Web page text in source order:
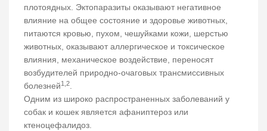
плотоядных. Эктопаразиты оказывают негативное
влияние на общее состояние и здоровье животных,
питаются кровью, пухом, чешуйками кожи, шерстью
животных, оказывают аллергическое и токсическое
влияния, механическое воздействие, переносят
возбудителей природно-очаговых трансмиссивных
болезней1,2.
Одним из широко распространенных заболеваний у
собак и кошек является афаниптероз или
ктеноцефалидоз.